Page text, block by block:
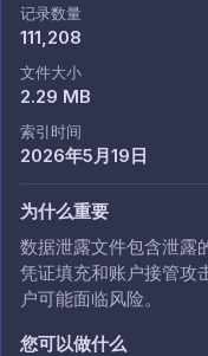
记录数量
111,208
文件大小
2.29 MB
索引时间
2026年5月19日
为什么重要
数据泄露文件包含泄露
凭证填充和账户接管攻
户可能面临风险。
您可以做什么